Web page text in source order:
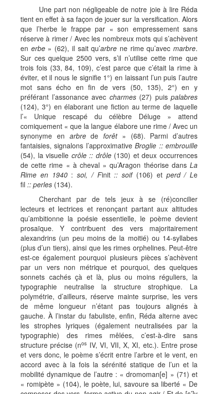
Une part non négligeable de notre joie à lire Réda
tient en effet à sa façon de jouer sur la versification. Alors
que l’herbe le frappe par « son empressement sans
réserve à rimer / Avec les nombreux mots qui s’achèvent
en erbe» (62), il sait qu’arbre ne rime qu’avecmarbre.
Sur ces quelque 2500 vers, s’il n’utilise cette rime que
trois fois (33, 84, 109), c’est parce que c’était la rime à
éviter, et il nous le signifie 1°) en laissant l’un puis l’autre
mot sans écho en fin de vers (50, 135), 2°) en y
préférant l’assonance avec charmes(27) puis palabres
(124), 3°) en élaborant une fiction au terme de laquelle
l’« Unique rescapé du célèbre Déluge » attend
comiquement « que la langue élabore une rime / Avec un
synonyme en arbrede forêt» (68). Parmi d’autres
fantaisies, signalons l’approximativeBroglie :: embrouille
(54), la visuelle crôle :: drôle(130) et deux occurrences
de cette rime « à cheval » qu’Aragon théorise dans La
Rime en 1940:soi, / Finit:: soif(106) et perd / Le
fil :: perles (134).
Cherchant par de tels jeux à se (ré)concilier
lecteurs et lectrices et renonçant partant aux altitudes
qu’ambitionne la poésie essentielle, le poème devient
prosaïque. Y contribuent des vers majoritairement
alexandrins (un peu moins de la moitié) ou 14-syllabes
(plus d’un tiers), ainsi que les rimes orphelines. Peut-être
est-ce également pourquoi plusieurs pièces s’achèvent
par un vers non métrique et pourquoi, des quelques
sonnets cachés çà et là, plus ou moins réguliers, la
typographie neutralise la structure strophique. La
polymétrie, d’ailleurs, réserve mainte surprise, les vers
de même longueur n’étant pas toujours alignés à
gauche. À l’instar du fabuliste, enfin, Réda alterne avec
les strophes lyriques (également neutralisées par la
typographie) des rimes mêlées, c’est-à-dire sans
structure précise (nos IV, VI, VII, X, XI, etc.). Entre prose
et vers donc, le poème s’écrit entre l’arbre et le vent, en
accord avec à la fois la sérénité statique de l’un et la
mobilité dynamique de l’autre : « dromoman[e] » (71) et
« romipète » (104), le poète, lui, savoure sa liberté « De